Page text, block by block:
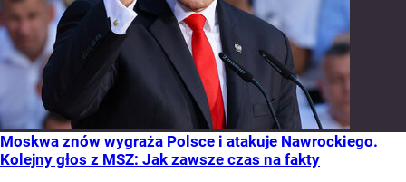
Moskwa znów wygraża Polsce i atakuje Nawrockiego.
Kolejny głos z MSZ: Jak zawsze czas na fakty